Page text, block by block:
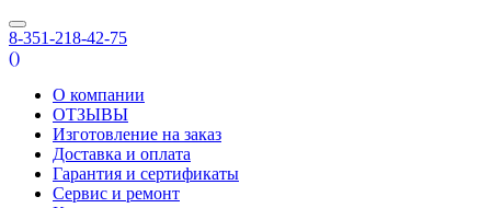
8-351-218-42-75
()
О компании
ОТЗЫВЫ
Изготовление на заказ
Доставка и оплата
Гарантия и сертификаты
Сервис и ремонт